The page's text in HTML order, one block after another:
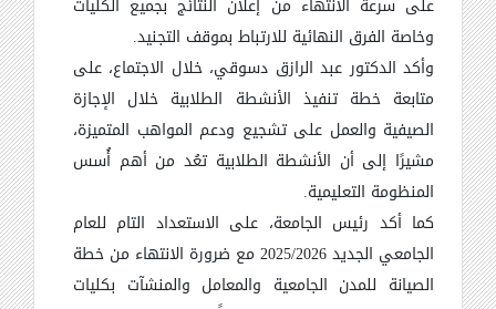
وخاصة الفرق النهائية للارتباط بموقف التجنيد.
وأكد الدكتور عبد الرازق دسوقي، خلال الاجتماع، على
متابعة خطة تنفيذ الأنشطة الطلابية خلال الإجازة
الصيفية والعمل على تشجيع ودعم المواهب المتميزة،
مشيرًا إلى أن الأنشطة الطلابية تعُد من أهم أُسس
المنظومة التعليمية.
كما أكد رئيس الجامعة، على الاستعداد التام للعام
الجامعي الجديد 2025/2026 مع ضرورة الانتهاء من خطة
الصيانة للمدن الجامعية والمعامل والمنشآت بكليات